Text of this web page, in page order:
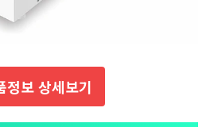
정보 상세보기